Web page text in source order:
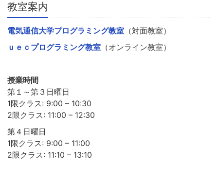
教室案内
電気通信大学プログラミング教室 （対面教室）
ｕｅｃプログラミング教室 （オンライン教室）
授業時間
第１～第３日曜日
1限クラス: 9:00 – 10:30
2限クラス: 11:00 – 12:30
第４日曜日
1限クラス: 9:00 – 11:00
2限クラス: 11:10 – 13:10